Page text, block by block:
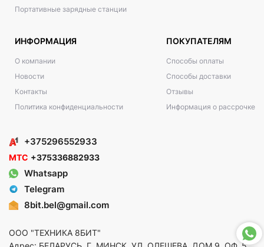
Портативные зарядные станции
ИНФОРМАЦИЯ
О компании
Новости
Контакты
Политика конфиденциальности
ПОКУПАТЕЛЯМ
Способы оплаты
Способы доставки
Отзывы
Информация о рассрочке
+375296552933
МТС +375336882933
Whatsapp
Telegram
8bit.bel@gmail.com
ООО "ТЕХНИКА 8БИТ"